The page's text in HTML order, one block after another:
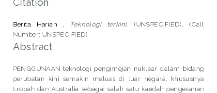
Berita Harian , Teknologi terkini.
(UNSPECIFIED), (Call
Number: UNSPECIFIED)
Abstract
PENGGUNAAN teknologi pengimejan nuklear dalam bidang
perubatan kini semakin meluas di luar negara, khususnya
Eropah dan Australia sebagai salah satu kaedah pengesanan